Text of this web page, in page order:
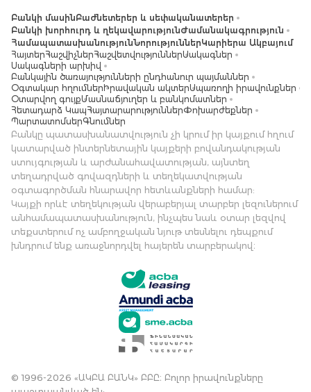
Բանկի մասինԲաժնետերեր և սեփականատերեր
Բանկի խորհուրդ և ղեկավարությունԺամանակագրություն
ՀամապատասխանությունՆորություններԿարիերա Ակբայում
ՀայտերՀաշվիչներՀաշվետվություններՍակագներ
Սակագների արխիվ
Բանկային ծառայությունների ընդհանուր պայմաններ
Օգտակար հղումներ Իրավական ակտերՍպառողի իրավունքներ
Օտարվող գույքՄասնաճյուղեր և բանկոմատներ
Հետադարձ ԿապՀայտարարություններՓոխարժեքներ
ՊարտատոմսերԳնումներ
Բանկը պատասխանատվություն չի կրում իր կայքում հղում
կատարված ինտերնետային կայքերի բովանդակության
ստույգության և արժանահավատության, այնտեղ
տեղադրված գովազդների և տեղեկատվության
օգտագործման հնարավոր հետևանքների համար:
Կայքի որևէ տեղեկության վերաբերյալ տարբեր լեզուներում
անհամապատասխանություն, ինչպես նաև օտար լեզվով
տեքստերում ոչ ամբողջական նյութ տեսնելու դեպքում
խնդրում ենք առաջնորդվել հայերեն տարբերակով։
© 1996-2026 «ԱԿԲԱ ԲԱՆԿ» ԲԲԸ։ Բոլոր իրավունքները